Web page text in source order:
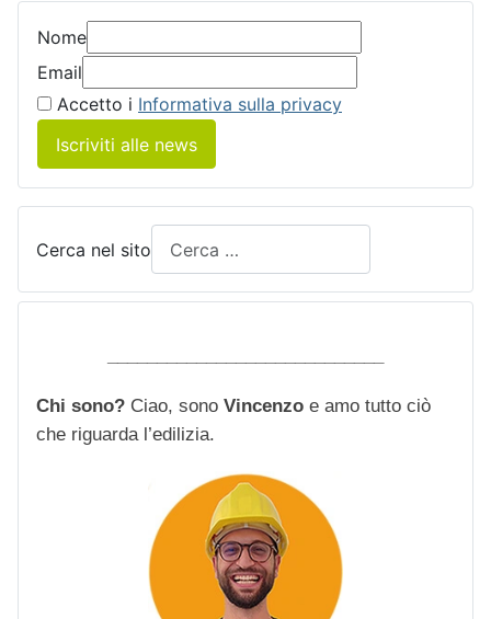
Nome
Email
Accetto i Informativa sulla privacy
Iscriviti alle news
Cerca nel sito
Chi sono? Ciao, sono Vincenzo e amo tutto ciò
che riguarda l’edilizia.